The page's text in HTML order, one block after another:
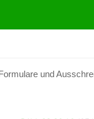
und